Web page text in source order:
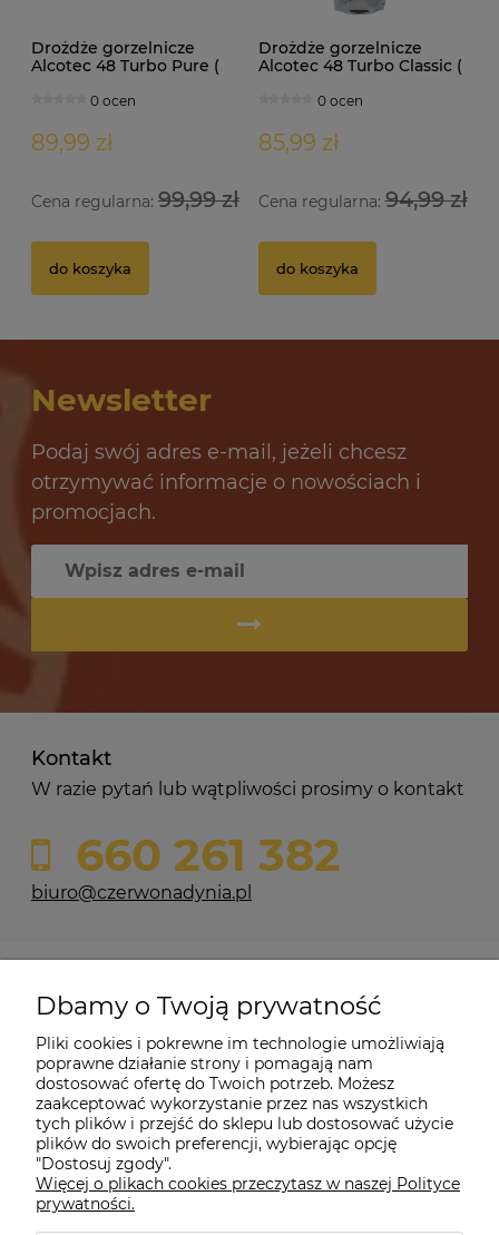
Drożdże gorzelnicze
Alcotec 48 Turbo Pure (
0 ocen
89,99 zł
Cena regularna: 99,99 zł
do koszyka
Drożdże gorzelnicze
Alcotec 48 Turbo Classic (
0 ocen
85,99 zł
Cena regularna:94,99 zł
do koszyka
12,69 zł
do koszyka
Newsletter
Podaj swój adres e-mail, jeżeli chcesz
otrzymywać informacje o nowościach i
promocjach.
Kontakt
W razie pytań lub wątpliwości prosimy o kontakt
660 261 382
biuro@czerwonadynia.pl
Moje konto
O firmie
Czerwona Dynia|ul. Konarskiego 9a| 66-200 Świebodzin |
Dbamy o Twoją prywatność
Pliki cookies i pokrewne im technologie umożliwiają
poprawne działanie strony i pomagają nam
dostosować ofertę do Twoich potrzeb. Możesz
zaakceptować wykorzystanie przez nas wszystkich
tych plików i przejść do sklepu lub dostosować użycie
plików do swoich preferencji, wybierając opcję
"Dostosuj zgody".
Więcej o plikach cookies przeczytasz w naszej Polityce
prywatności.